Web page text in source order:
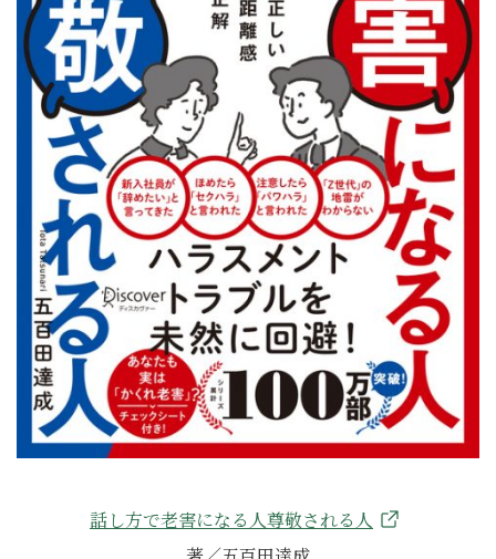
話し方で老害になる人尊敬される人